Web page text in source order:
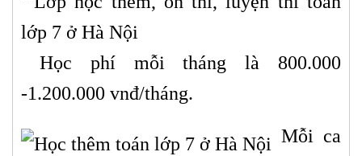
Học phí mỗi tháng là 800.000
-1.200.000 vnđ/tháng.
Mỗi ca